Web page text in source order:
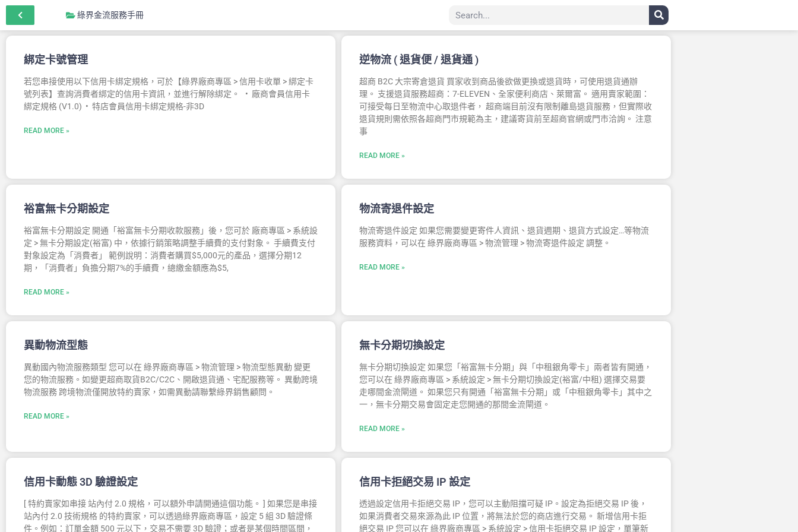
綁定卡號管理
若您串接使用以下信用卡綁定規格，可於【綠界廠商專區 > 信用卡收單 > 綁定卡
號列表】查詢消費者綁定的信用卡資訊，並進行解除綁定。 • 廠商會員信用卡
綁定規格 (V1.0) • 特店會員信用卡綁定規格-非3D
READ MORE »
逆物流 ( 退貨便 / 退貨通 )
超商 B2C 大宗寄倉退貨 買家收到商品後欲做更換或退貨時，可使用退貨通辦
理。 支援退貨服務超商：7-ELEVEN、全家便利商店、萊爾富。 適用賣家範圍：
可接受每日至物流中心取退件者， 超商端目前沒有限制離島退貨服務，但實際收
退貨規則需依照各超商門市規範為主，建議寄貨前至超商官網或門市洽詢。 注意
事
READ MORE »
裕富無卡分期設定
裕富無卡分期設定 開通「裕富無卡分期收款服務」後，您可於 廠商專區 > 系統設
定 > 無卡分期設定(裕富) 中，依據行銷策略調整手續費的支付對象。 手續費支付
對象設定為「消費者」 範例說明：消費者購買$5,000元的產品，選擇分期12
期，「消費者」負擔分期7%的手續費，總繳金額應為$5,
READ MORE »
物流寄退件設定
物流寄退件設定 如果您需要變更寄件人資訊、退貨週期、退貨方式設定…等物流
服務資料，可以在 綠界廠商專區 > 物流管理 > 物流寄退件設定 調整。
READ MORE »
異動物流型態
異動國內物流服務類型 您可以在 綠界廠商專區 > 物流管理 > 物流型態異動 變更
您的物流服務。如變更超商取貨B2C/C2C、開啟退貨通、宅配服務等。 異動跨境
物流服務 跨境物流僅開放特約賣家，如需異動請聯繫綠界銷售顧問。
READ MORE »
無卡分期切換設定
無卡分期切換設定 如果您「裕富無卡分期」與「中租銀角零卡」兩者皆有開通，
您可以在 綠界廠商專區 > 系統設定 > 無卡分期切換設定(裕富/中租) 選擇交易要
走哪間金流閘道。 如果您只有開通「裕富無卡分期」或「中租銀角零卡」其中之
一，無卡分期交易會固定走您開通的那間金流閘道。
READ MORE »
信用卡動態 3D 驗證設定
[ 特約賣家如串接 站內付 2.0 規格，可以額外申請開通這個功能。 ] 如果您是串接
站內付 2.0 技術規格 的特約賣家，可以透過綠界廠商專區，設定 5 組 3D 驗證條
件。例如：訂單金額 500 元以下，交易不需要 3D 驗證；或者是某個時間區間，
信用卡拒絕交易 IP 設定
透過設定信用卡拒絕交易 IP，您可以主動阻擋可疑 IP。設定為拒絕交易 IP 後，
如果消費者交易來源為此 IP 位置，將無法於您的商店進行交易。 新增信用卡拒
絕交易 IP 您可以在 綠界廠商專區 > 系統設定 > 信用卡拒絕交易 IP 設定，單筆新
綠界金流服務手冊